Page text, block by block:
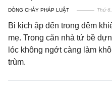
DÒNG CHẢY PHÁP LUẬT Thứ
Bi kịch ập đến trong đêm
mẹ. Trong căn nhà tứ bề
lóc không ngớt càng làm
trùm.